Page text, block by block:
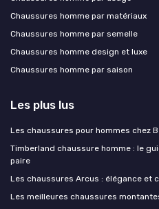
Chaussures homme par matériaux
Chaussures homme par semelle
Chaussures homme design et luxe
Chaussures homme par saison
Les plus lus
Les chaussures pour hommes chez
Timberland chaussure homme : le
paire
Les chaussures Arcus : élégance et
Les meilleures chaussures